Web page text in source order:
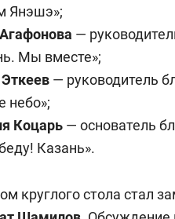
Янэшэ»;
—
Мы вместе»;
— руководитель
небо»;
Коцарь — основатель
Казань».
круглого стола стал